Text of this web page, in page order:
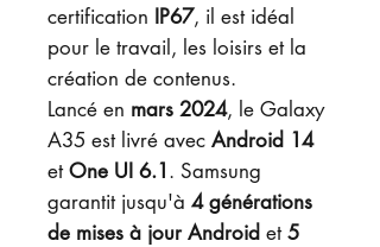
certification IP67, il est idéal
pour le travail, les loisirs et la
création de contenus.
Lancé en mars 2024, le Galaxy
A35 est livré avec Android 14
etOne UI 6.1. Samsung
garantit jusqu'à 4 générations
de mises à jour Android et5